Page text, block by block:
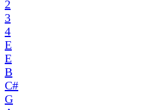
2
3
4
E
E
B
C#
G